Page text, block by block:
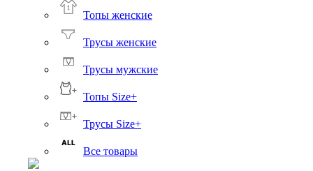
Топы женские
Трусы женские
Трусы мужские
Топы Size+
Трусы Size+
Все товары